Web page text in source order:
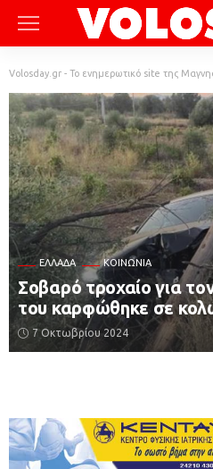
Volosday.gr - Το ενημερωτικό site της
ΕΛΛΆΔΑ ΚΟΙΝΩΝΙΑ
Σοβαρό τροχαίο για
του καρφώθηκε σε
7 Οκτωβρίου 2024